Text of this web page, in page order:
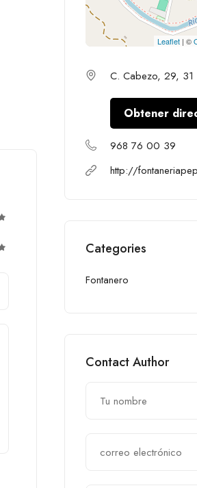
Leaflet| ©
C. Cabezo, 29, 31
Obtener
968 76 00 39
http://
Categories
Fontanero
Contact Author